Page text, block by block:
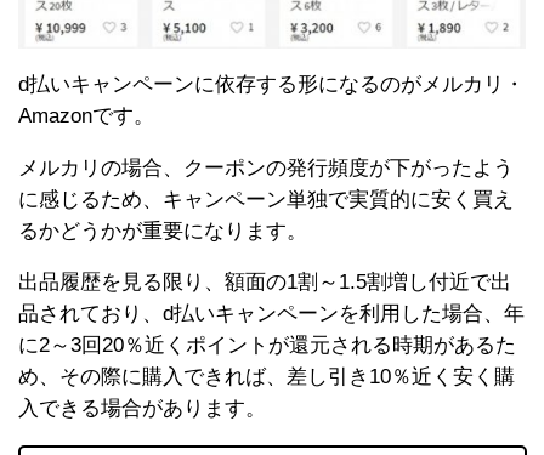
d払いキャンペーンに依存する形になるのがメルカリ・
Amazonです。
メルカリの場合、クーポンの発行頻度が下がったよう
に感じるため、キャンペーン単独で実質的に安く買え
るかどうかが重要になります。
出品履歴を見る限り、額面の1割～1.5割増し付近で出
品されており、d払いキャンペーンを利用した場合、年
に2～3回20％近くポイントが還元される時期があるた
め、その際に購入できれば、差し引き10％近く安く購
入できる場合があります。